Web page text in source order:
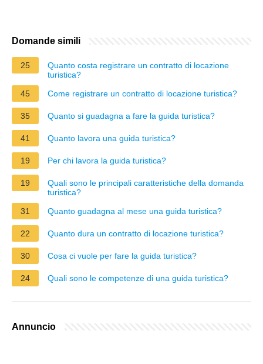
Domande simili
25
Quanto costa registrare un contratto di locazione
turistica?
45
Come registrare un contratto di locazione turistica?
35 Quanto si guadagna a fare la guida turistica?
41 Quanto lavora una guida turistica?
19 Per chi lavora la guida turistica?
19
Quali sono le principali caratteristiche della domanda
turistica?
31
Quanto guadagna al mese una guida turistica?
22 Quanto dura un contratto di locazione turistica?
30 Cosa ci vuole per fare la guida turistica?
24 Quali sono le competenze di una guida turistica?
Annuncio